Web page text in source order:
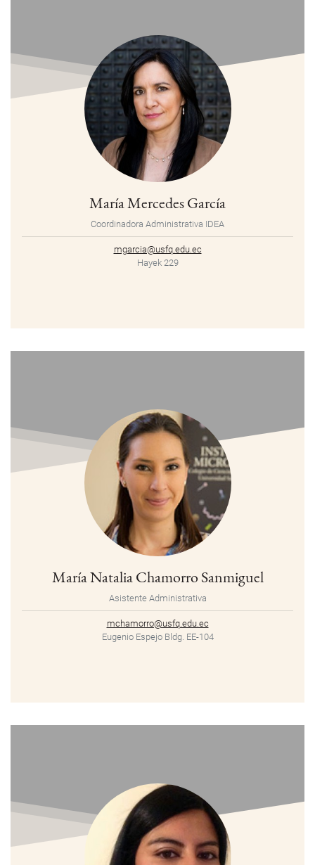
María Mercedes García
Coordinadora Administrativa IDEA
mgarcia@usfq.edu.ec
Hayek 229
María Natalia Chamorro Sanmiguel
Asistente Administrativa
mchamorro@usfq.edu.ec
Eugenio Espejo Bldg. EE-104